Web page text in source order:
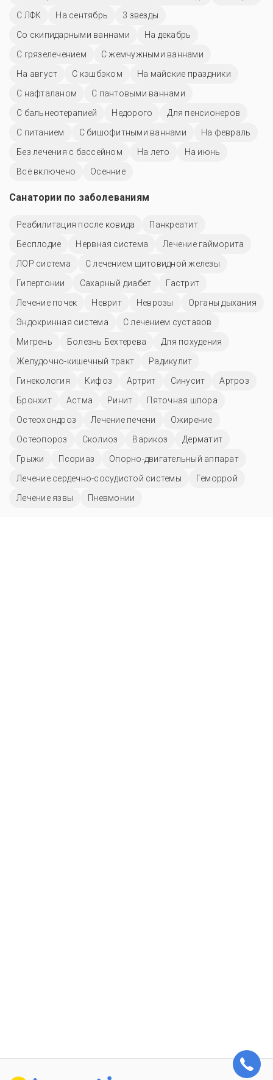
С ЛФК
На сентябрь
3 звезды
Со скипидарными ваннами
На декабрь
С грязелечением
С жемчужными ваннами
На август
С кэшбэком
На майские праздники
С нафталаном
С пантовыми ваннами
С бальнеотерапией
Недорого
Для пенсионеров
С питанием
С бишофитными ваннами
На февраль
Без лечения с бассейном
На лето
На июнь
Всё включено
Осенние
Санатории по заболеваниям
Реабилитация после ковида
Панкреатит
Бесплодие
Нервная система
Лечение гайморита
ЛОР система
С лечением щитовидной железы
Гипертонии
Сахарный диабет
Гастрит
Лечение почек
Неврит Неврозы
Органы дыхания
Эндокринная система
С лечением суставов
Мигрень
Болезнь Бехтерева
Для похудения
Желудочно-кишечный тракт
Радикулит
Гинекология
Кифоз Артрит Синусит
Артроз
Бронхит
Астма Ринит
Пяточная шпора
Остеохондроз
Лечение печени
Ожирение
Остеопороз
Сколиоз Варикоз
Дерматит
Грыжи
Псориаз
Опорно-двигательный аппарат
Лечение сердечно-сосудистой системы
Геморрой
Лечение язвы
Пневмонии